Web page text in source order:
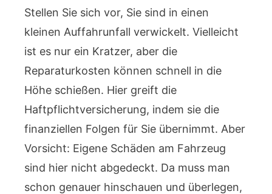
Stellen Sie sich vor, Sie sind in einen
kleinen Auffahrunfall verwickelt. Vielleicht
ist es nur ein Kratzer, aber die
Reparaturkosten können schnell in die
Höhe schießen. Hier greift die
Haftpflichtversicherung, indem sie die
finanziellen Folgen für Sie übernimmt. Aber
Vorsicht: Eigene Schäden am Fahrzeug
sind hier nicht abgedeckt. Da muss man
schon genauer hinschauen und überlegen,